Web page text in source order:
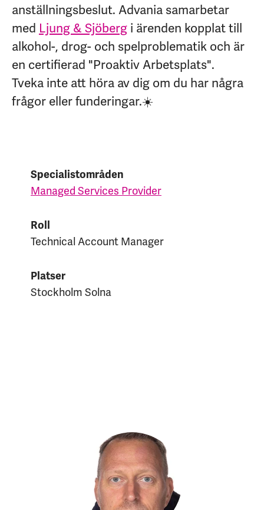
anställningsbeslut. Advania samarbetar
med Ljung & Sjöberg i ärenden kopplat till
alkohol-, drog- och spelproblematik och är
en certifierad "Proaktiv Arbetsplats".
Tveka inte att höra av dig om du har några
frågor eller funderingar.☀️
Specialistområden
Managed Services Provider
Roll
Technical Account Manager
Platser
Stockholm Solna